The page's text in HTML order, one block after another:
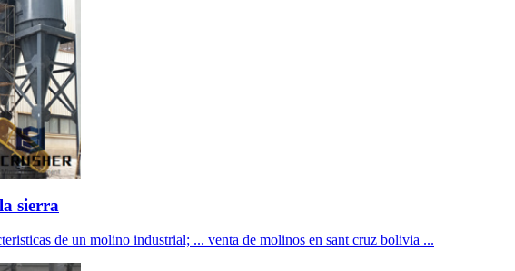
sierra
de un molino industrial; ... venta de molinos en sant cruz bolivia ...